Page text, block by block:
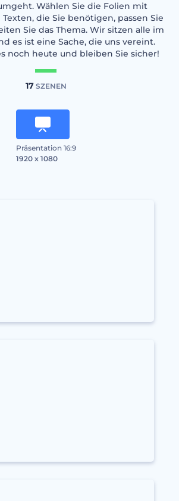
Wählen Sie die Folien mit
die Sie benötigen, passen Sie
Sie das Thema. Wir sitzen alle im
es ist eine Sache, die uns vereint.
noch heute und bleiben Sie sicher!
17SZENEN
Präsentation 16:9
1920 x 1080